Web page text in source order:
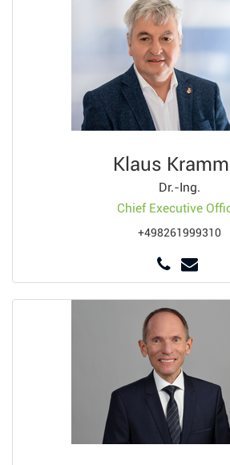
Klaus
Dr.-Ing.
Chief Executive
+498261999310